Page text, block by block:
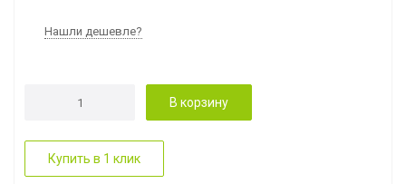
Нашли дешевле?
В корзину
Купить в 1 клик